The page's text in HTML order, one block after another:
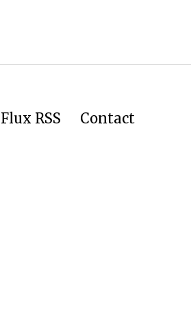
Flux RSS Contact